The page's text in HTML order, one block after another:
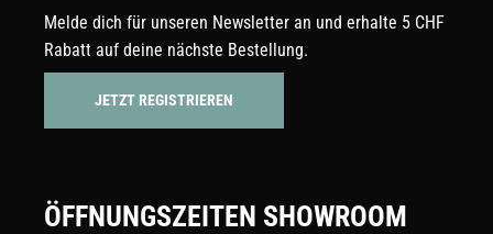
Melde dich für unseren Newsletter an und erhalte 5 CHF
Rabatt auf deine nächste Bestellung.
JETZT REGISTRIEREN
ÖFFNUNGSZEITEN SHOWROOM